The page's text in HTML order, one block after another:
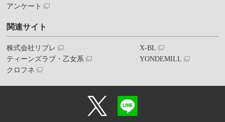
アンケート
関連サイト
株式会社リブレ
ティーンズラブ・乙女系
クロフネ
X-BL
YONDEMILL